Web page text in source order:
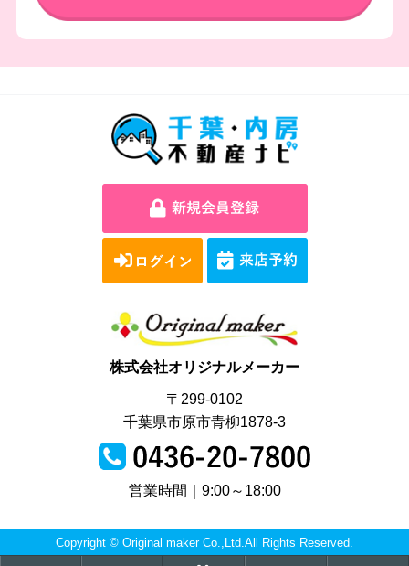
株式会社オリジナルメーカー
〒299-0102
千葉県市原市青柳1878-3
営業時間｜9:00～18:00
Copyright © Original maker Co.,Ltd.All Rights Reserved.